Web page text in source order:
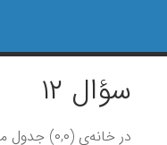
سؤال ۱۲